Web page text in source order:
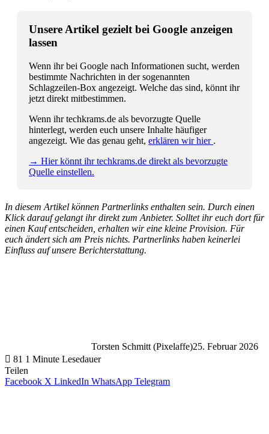
Unsere Artikel gezielt bei Google anzeigen
lassen
Wenn ihr bei Google nach Informationen sucht, werden
bestimmte Nachrichten in der sogenannten
Schlagzeilen-Box angezeigt. Welche das sind, könnt ihr
jetzt direkt mitbestimmen.
Wenn ihr techkrams.de als bevorzugte Quelle
hinterlegt, werden euch unsere Inhalte häufiger
angezeigt. Wie das genau geht, erklären wir hier .
→ Hier könnt ihr techkrams.de direkt als bevorzugte
Quelle einstellen.
In diesem Artikel können Partnerlinks enthalten sein. Durch einen
Klick darauf gelangt ihr direkt zum Anbieter. Solltet ihr euch dort für
einen Kauf entscheiden, erhalten wir eine kleine Provision. Für
euch ändert sich am Preis nichts. Partnerlinks haben keinerlei
Einfluss auf unsere Berichterstattung.
Torsten Schmitt (Pixelaffe)25. Februar 2026
81 1 Minute Lesedauer
Teilen
Facebook X LinkedIn WhatsApp Telegram